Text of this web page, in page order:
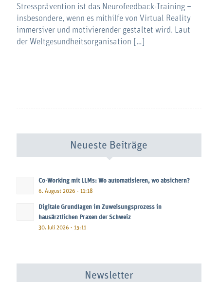
Stressprävention ist das Neurofeedback-Training –
insbesondere, wenn es mithilfe von Virtual Reality
immersiver und motivierender gestaltet wird. Laut
der Weltgesundheitsorganisation […]
Neueste Beiträge
Co-Working mit LLMs: Wo automatisieren, wo absichern?
6. August 2026 - 11:18
Digitale Grundlagen im Zuweisungsprozess in
hausärztlichen Praxen der Schweiz
30. Juli 2026 - 15:11
Newsletter